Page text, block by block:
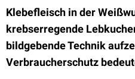
Klebefleisch in der
krebserregende
bildgebende Technik
Verbraucherschutz